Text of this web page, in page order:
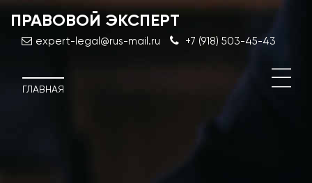
ПРАВОВОЙ ЭКСПЕРТ
expert-legal@rus-mail.ru +7 (918) 503-45-43
ГЛАВНАЯ